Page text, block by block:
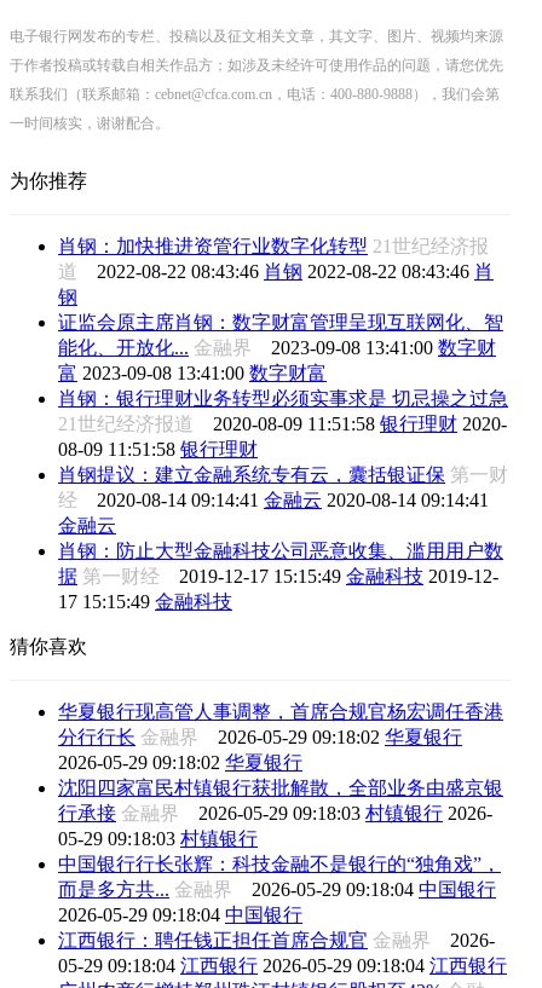
电子银行网发布的专栏、投稿以及征文相关文章，其文字、图片、视频均来源
于作者投稿或转载自相关作品方；如涉及未经许可使用作品的问题，请您优先
联系我们（联系邮箱：cebnet@cfca.com.cn，电话：400-880-9888），我们会第
一时间核实，谢谢配合。
为你推荐
肖钢：加快推进资管行业数字化转型 21世纪经济报
道 2022-08-22 08:43:46 肖钢 2022-08-22 08:43:46 肖
钢
证监会原主席肖钢：数字财富管理呈现互联网化、智
能化、开放化... 金融界 2023-09-08 13:41:00 数字财
富 2023-09-08 13:41:00 数字财富
肖钢：银行理财业务转型必须实事求是 切忌操之过急
21世纪经济报道 2020-08-09 11:51:58 银行理财 2020-
08-09 11:51:58 银行理财
肖钢提议：建立金融系统专有云，囊括银证保 第一财
经 2020-08-14 09:14:41 金融云 2020-08-14 09:14:41
金融云
肖钢：防止大型金融科技公司恶意收集、滥用用户数
据 第一财经 2019-12-17 15:15:49 金融科技 2019-12-
17 15:15:49 金融科技
猜你喜欢
华夏银行现高管人事调整，首席合规官杨宏调任香港
分行行长 金融界 2026-05-29 09:18:02 华夏银行
2026-05-29 09:18:02 华夏银行
沈阳四家富民村镇银行获批解散，全部业务由盛京银
行承接 金融界 2026-05-29 09:18:03 村镇银行 2026-
05-29 09:18:03 村镇银行
中国银行行长张辉：科技金融不是银行的“独角戏”，
而是多方共... 金融界 2026-05-29 09:18:04 中国银行
2026-05-29 09:18:04 中国银行
江西银行：聘任钱正担任首席合规官 金融界 2026-
05-29 09:18:04 江西银行 2026-05-29 09:18:04 江西银行